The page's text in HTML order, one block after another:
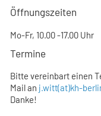
Öffnungszeiten
Mo-Fr, 10.00 -17.00 Uhr
Termine
Bitte vereinbart einen
Mail an j.witt(at)kh-
Danke!